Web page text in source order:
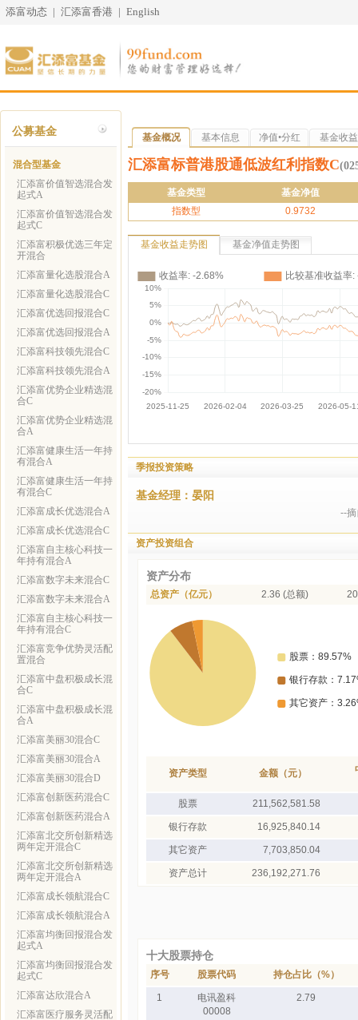
添富动态 | 汇添富香港 | English
公募基金
混合型基金
汇添富价值智选混合发
起式A
汇添富价值智选混合发
起式C
汇添富积极优选三年定
开混合
汇添富量化选股混合A
汇添富量化选股混合C
汇添富优选回报混合C
汇添富优选回报混合A
汇添富科技领先混合C
汇添富科技领先混合A
汇添富优势企业精选混
合C
汇添富优势企业精选混
合A
汇添富健康生活一年持
有混合A
汇添富健康生活一年持
有混合C
汇添富成长优选混合A
汇添富成长优选混合C
汇添富自主核心科技一
年持有混合A
汇添富数字未来混合C
汇添富数字未来混合A
汇添富自主核心科技一
年持有混合C
汇添富竞争优势灵活配
置混合
汇添富中盘积极成长混
合C
汇添富中盘积极成长混
合A
汇添富美丽30混合C
汇添富美丽30混合A
汇添富美丽30混合D
汇添富创新医药混合C
汇添富创新医药混合A
汇添富北交所创新精选
两年定开混合C
汇添富北交所创新精选
两年定开混合A
汇添富成长领航混合C
汇添富成长领航混合A
汇添富均衡回报混合发
起式A
汇添富均衡回报混合发
起式C
汇添富达欣混合A
汇添富医疗服务灵活配
基金概况 基本信息 净值•分红 基金收益
汇添富标普港股通低波红利指数C
基金类型
基金净值
指数型
0.9732
基金收益走势图 基金净值走势图
季报投资策略
基金经理：晏阳
--
资产投资组合
资产分布
总资产（亿元） 2.36 (总额)
资产类型 金额（元）
股票 211,562,581.58
银行存款 16,925,840.14
其它资产 7,703,850.04
资产总计 236,192,271.76
十大股票持仓
序号 股票代码 持仓占比（%）
1
电讯盈科
00008
2.79